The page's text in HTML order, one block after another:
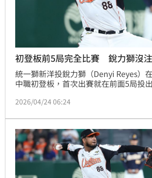
初登板前5局完全比賽 銳力獅沒
統一獅新洋投銳力獅（Denyi Reyes）
中職初登板，首次出賽就在前面5局投
次三振的好投。
2026/04/24 06:24